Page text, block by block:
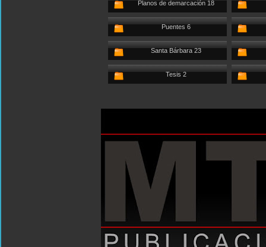
Planos de demarcación 18
Puentes 6
Santa Bárbara 23
Tesis 2